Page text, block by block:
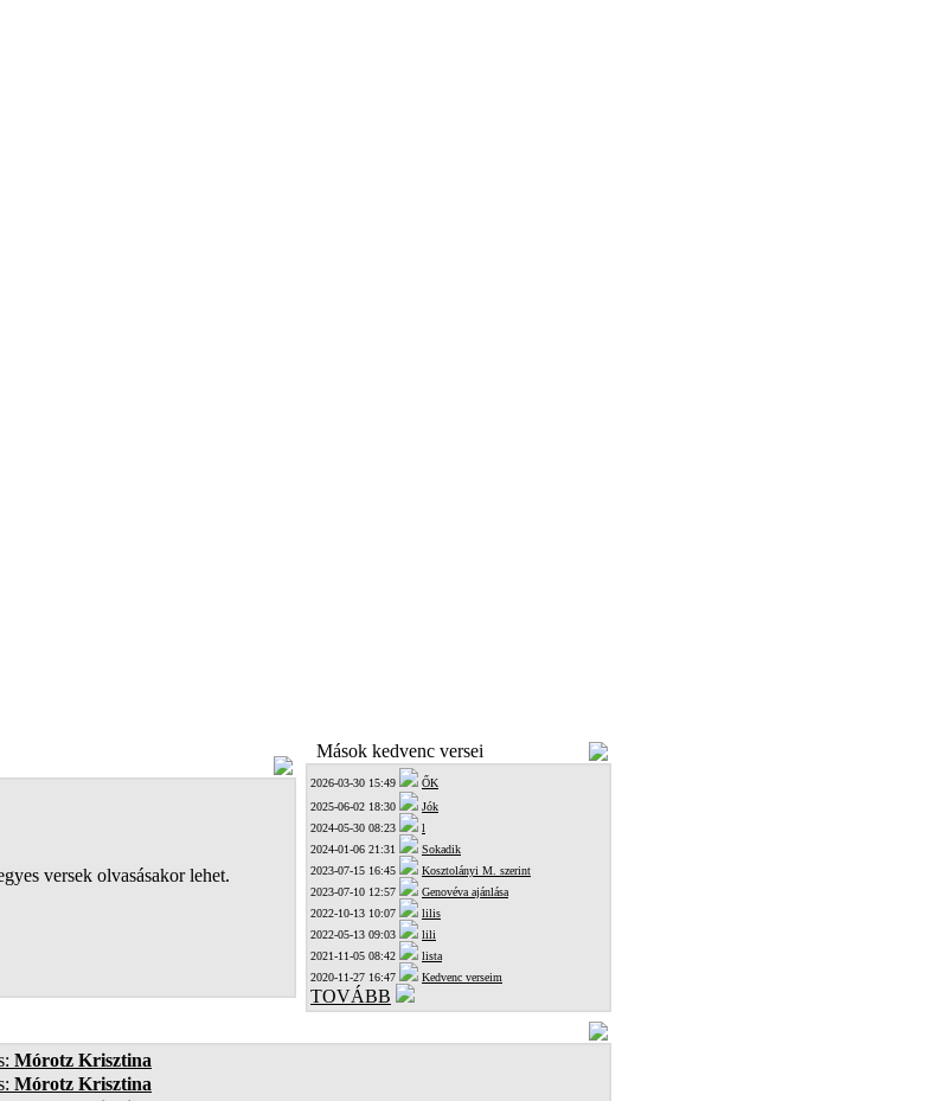
versek olvasásakor lehet.
Mások kedvenc versei
2026-03-30 15:49
ŐK
2025-06-02 18:30
Jók
2024-05-30 08:23
l
2024-01-06 21:31
Sokadik
2023-07-15 16:45
Kosztolányi M. szerint
2023-07-10 12:57
Genovéva ajánlása
2022-10-13 10:07
lilis
2022-05-13 09:03
lili
2021-11-05 08:42
lista
2020-11-27 16:47
Kedvenc verseim
TOVÁBB
Mórotz Krisztina
Mórotz Krisztina